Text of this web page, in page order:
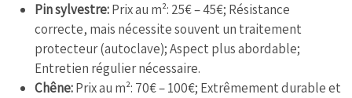
Pin sylvestre:Prix au m²: 25€ – 45€; Résistance
correcte, mais nécessite souvent un traitement
protecteur (autoclave); Aspect plus abordable;
Entretien régulier nécessaire.
Chêne:Prix au m²: 70€ – 100€; Extrêmement durable et